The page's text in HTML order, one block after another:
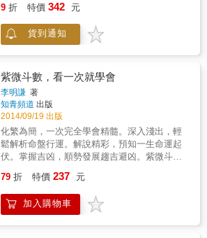
學會： ●如何自己排盤。 ●對各級星曜有初步
的了解。 ●簡單的解讀144種常見命格。 &
《紫微斗數一本通：觀命分析》，更能夠讓你
趨勢、性格長相。 ●不同主星坐命＋不同宮位
＋不同年份＝精闢分析各人命盤。 & 本書特色
& 【詳列各種命盤格局，仔細解說，容易查
找】 列出52種吉格組合與特殊格局，讓你對不
同星曜的組合有更深入的了解。 & 【十四主星
入命能讀術，針對不同主星坐命，深入剖析個
人命運】 不同主星坐命，可看出一個人基本的
個性與命運趨勢，加上各主星坐落於不同宮
位，又有不同解讀，本書一一加以詳列，讓你
分析名人命盤，印證你的解盤功力！】 列舉大
家所熟悉的影視明星、政治名人，將命盤分析
結果與他們的生平互相印證，讓你再次體會紫
9 折 特價 342 元
貨到通知
紫微斗數，看一次就學會
李明謙 著
知青頻道 出版
2014/09/19 出版
化繁為簡，一次完全學會精髓。深入淺出，輕
鬆解析命盤行運。解說精彩，預知一生命運起
伏。掌握吉凶，順勢發展趨吉避凶。紫微斗數
懂門道、窺堂奧。紫微斗數以星宿配合十二宮
的數術算命方法，是一種星相術，亦是中國傳
統相術中的一門重要學問。人出生時的星相決
79 折 特價 237 元
加入購物車